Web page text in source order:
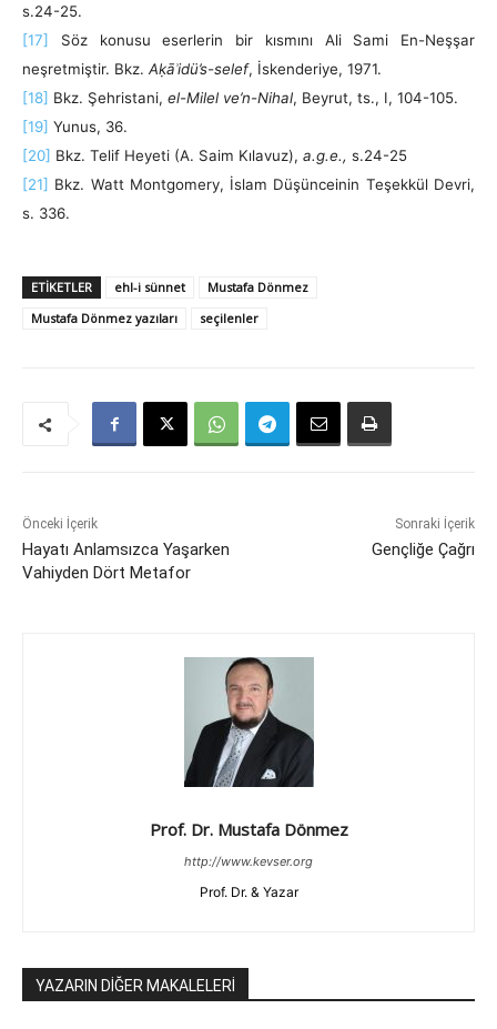
s.24-25.
[17]
Söz konusu eserlerin bir kısmını Ali Sami En-Neşşar
neşretmiştir. Bkz. Aḳāʾidü’s-selef, İskenderiye, 1971.
[18] Bkz. Şehristani, el-Milel ve’n-Nihal, Beyrut, ts., I, 104-105.
[19] Yunus, 36.
[20] Bkz. Telif Heyeti (A. Saim Kılavuz), a.g.e., s.24-25
[21] Bkz. Watt Montgomery, İslam Düşünceinin Teşekkül Devri,
s. 336.
ETIKETLER ehl-i sünnet
Mustafa Dönmez
Mustafa Dönmez yazıları
seçilenler
Önceki İçerik
Hayatı Anlamsızca Yaşarken
Vahiyden Dört Metafor
Sonraki İçerik
Gençliğe Çağrı
Prof. Dr. Mustafa Dönmez
http://www.kevser.org
Prof. Dr. & Yazar
YAZARIN DİĞER MAKALELERİ